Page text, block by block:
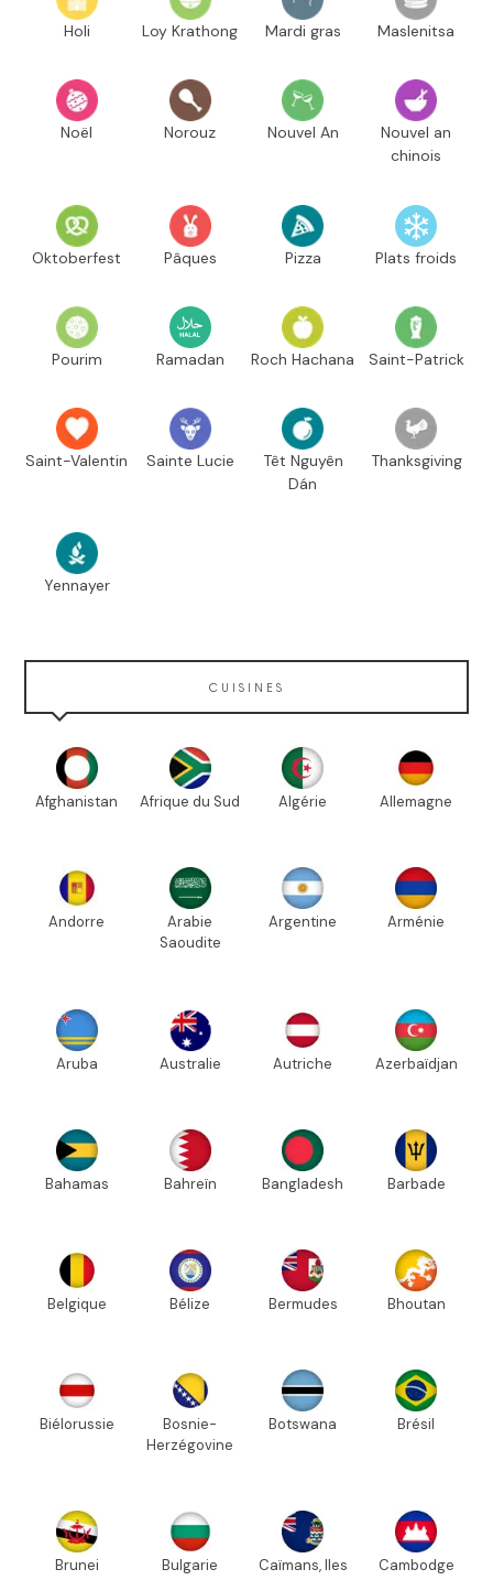
Holi Loy Krathong Mardi gras Maslenitsa
Noël Norouz Nouvel An
Nouvel an
chinois
Oktoberfest Pâques Pizza Plats froids
Pourim Ramadan Roch Hachana Saint-Patrick
Saint-Valentin Sainte Lucie
Têt Nguyên
Dán
Thanksgiving
Yennayer
CUISINES
Afghanistan Afrique du Sud Algérie Allemagne
Andorre
Arabie
Saoudite
Argentine Arménie
Aruba Australie Autriche Azerbaïdjan
Bahamas Bahreïn Bangladesh Barbade
Belgique Bélize Bermudes Bhoutan
Biélorussie
Bosnie-
Herzégovine
Botswana Brésil
Brunei Bulgarie Caïmans, Iles Cambodge